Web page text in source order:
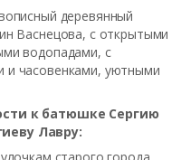
деревянный
Васнецова, с открытыми
водопадами, с
и часовенками, уютными
к батюшке Сергию
Лавру: